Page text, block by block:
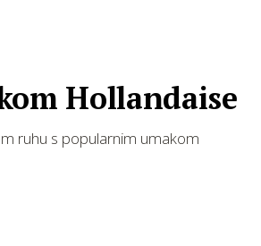
Hollandaise
ruhu s popularnim umakom